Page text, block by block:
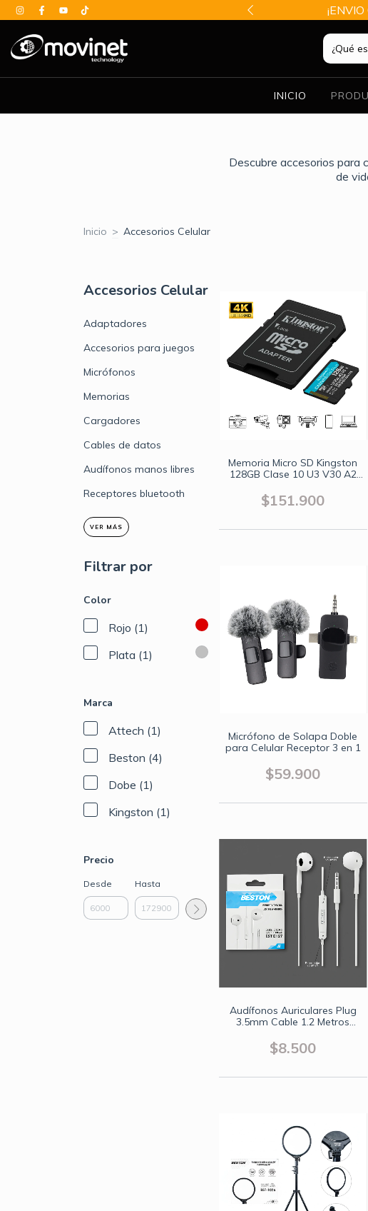
ESPECIALES
INICIO
Descubre accesorios para
de
Inicio > Accesorios Celular
Accesorios Celular
Adaptadores
Accesorios para juegos
Micrófonos
Memorias
Cargadores
Cables de datos
Audífonos manos libres
Receptores bluetooth
VER MÁS
Filtrar por
Color
Rojo (1)
Plata (1)
Marca
Attech (1)
Beston (4)
Dobe (1)
Kingston (1)
Precio
Desde Hasta
Memoria Micro SD Kingston
128GB Clase 10 U3 V30 A2
$151.900
Micrófono de Solapa Doble
para Celular Receptor 3 en 1
$59.900
Audífonos Auriculares Plug
3.5mm Cable 1.2 Metros
$8.500